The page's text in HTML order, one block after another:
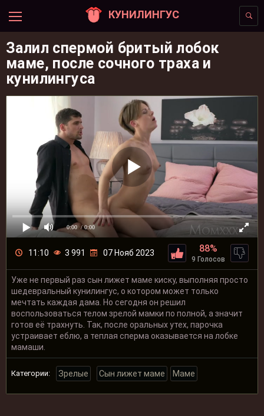
КУНИЛИНГУС
Залил спермой бритый лобок
маме, после сочного траха и
кунилингуса
0:00 / 0:00
11:10 3 991 07 Нояб 2023 88%
9 Голосов
Уже не первый раз сын лижет маме киску, выполняя просто
шедевральный кунилингус, о котором может только
мечтать каждая дама. Но сегодня он решил
воспользоваться телом зрелой мамки по полной, а значит
готов её трахнуть. Так, после оральных утех, парочка
устраивает еблю, а теплая сперма оказывается на лобке
мамаши.
Категории: Зрелые Сын лижет маме Маме